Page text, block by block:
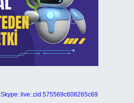
Skype: live:.cid.575569c608265c69